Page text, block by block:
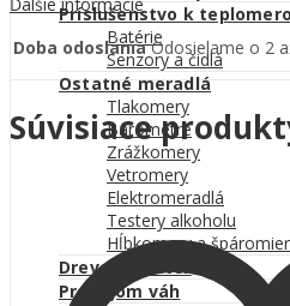
Príslušenstvo k
Batérie
Senzory a čidlá
Ostatné meradlá
Tlakomery
Barometre
Zrážkomery
Vetromery
Elektromeradlá
Testery alkoholu
Hĺbkomery a
Drevený meter
Prenájom váh
Doba odoslania Odosielame o 2
Súvisiace